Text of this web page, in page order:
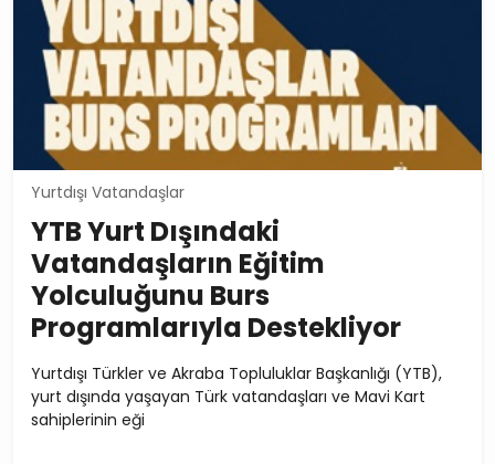
Yurtdışı Vatandaşlar
YTB Yurt Dışındaki
Vatandaşların Eğitim
Yolculuğunu Burs
Programlarıyla Destekliyor
Yurtdışı Türkler ve Akraba Topluluklar Başkanlığı (YTB),
yurt dışında yaşayan Türk vatandaşları ve Mavi Kart
sahiplerinin eği